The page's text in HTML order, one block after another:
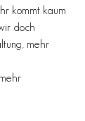
kommt kaum
doch
mehr